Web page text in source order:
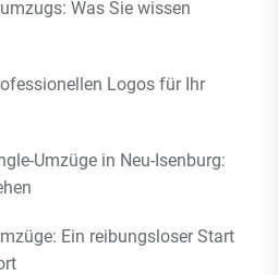
Was Sie wissen
Logos für Ihr
Umzüge in Neu-Isenburg:
Ein reibungsloser Start